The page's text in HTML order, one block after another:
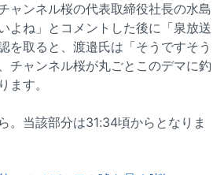
ャンネル桜の代表取締役社長の水島
よね」とコメントした後に「泉放送
を取ると、渡邉氏は「そうですそう
チャンネル桜が丸ごとこのデマに釣
ます。
。当該部分は31:34頃からとなりま